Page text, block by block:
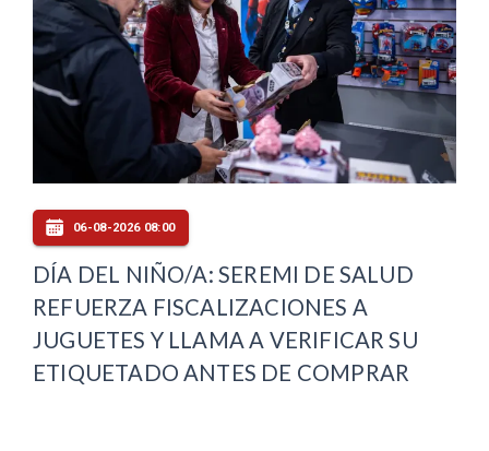
06-08-2026 08:00
DÍA DEL NIÑO/A: SEREMI DE SALUD
REFUERZA FISCALIZACIONES A
JUGUETES Y LLAMA A VERIFICAR SU
ETIQUETADO ANTES DE COMPRAR